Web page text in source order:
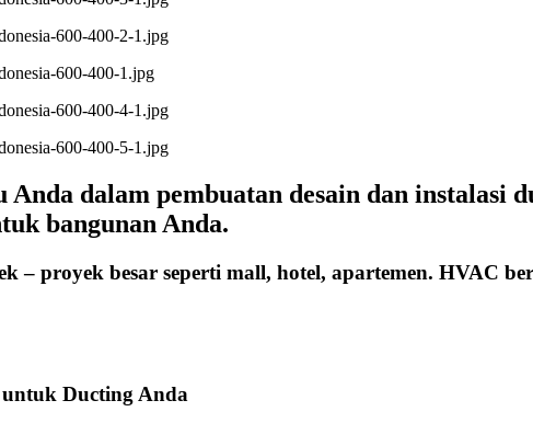
dalam pembuatan desain dan instalasi
bangunan Anda.
– proyek besar seperti mall, hotel, apartemen. HVAC
Ducting Anda